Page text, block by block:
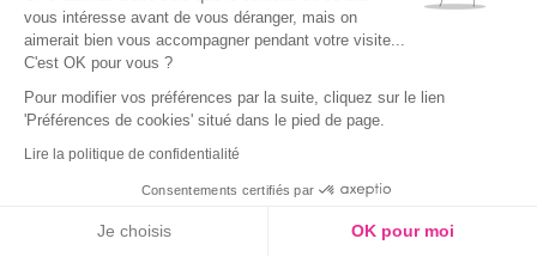
vendredi de 8h30 à 15h30
vous intéresse avant de vous déranger, mais on
aimerait bien vous accompagner pendant votre visite...
C'est OK pour vous ?
Pour modifier vos préférences par la suite, cliquez sur le lien
'Préférences de cookies' situé dans le pied de page.
Lire la politique de confidentialité
Consentements certifiés par
Je choisis OK pour moi